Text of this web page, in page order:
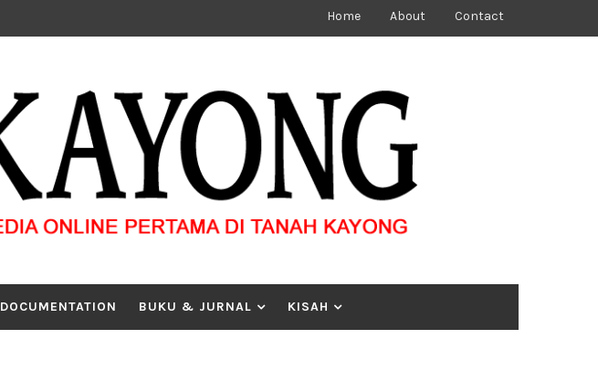
Home About Contact
DOCUMENTATION BUKU & JURNAL KISAH